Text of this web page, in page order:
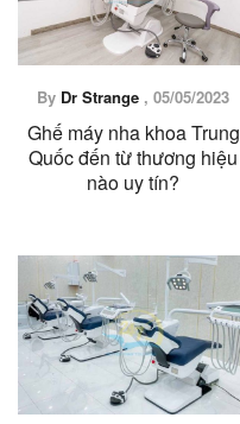
By Dr Strange , 05/05/2023
Ghế máy nha khoa Trung
Quốc đến từ thương hiệu
nào uy tín?